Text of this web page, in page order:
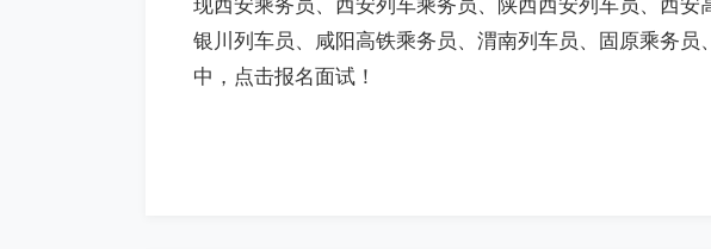
银川列车员、咸阳高铁乘务员、渭南列车员、固原乘务
中，点击报名面试！